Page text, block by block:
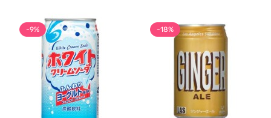
-9% -18%